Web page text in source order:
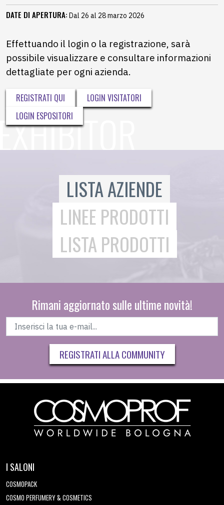
DATE DI APERTURA: Dal 26 al 28 marzo 2026
Effettuando il login o la registrazione, sarà
possibile visualizzare e consultare informazioni
dettagliate per ogni azienda.
REGISTRATI QUI
LOGIN VISITATORI
LOGIN ESPOSITORI
LISTA AZIENDE
LINEE PRODOTTI
LISTA PRODOTTI
Rimani aggiornato sulle ultime novità!
REGISTRATI ALLA COMMUNITY
I SALONI
COSMOPACK
COSMO PERFUMERY & COSMETICS